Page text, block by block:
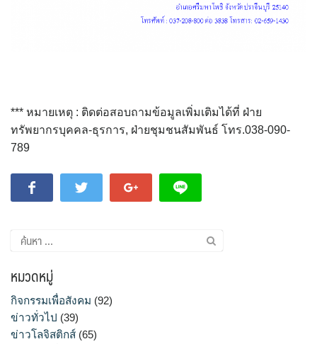
*** หมายเหตุ : ติดต่อสอบถามข้อมูลเพิ่มเติมได้ที่ ฝ่าย
ทรัพยากรบุคคล-ธุรการ, ฝ่ายชุมชนสัมพันธ์ โทร.038-090-
789
ค้นหา
สำหรับ:
หมวดหมู่
กิจกรรมเพื่อสังคม (92)
ข่าวทั่วไป (39)
ข่าวโลจิสติกส์ (65)